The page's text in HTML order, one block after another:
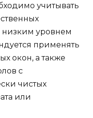
учитывать
низким уровнем
применять
окон, а также
с
чистых
или